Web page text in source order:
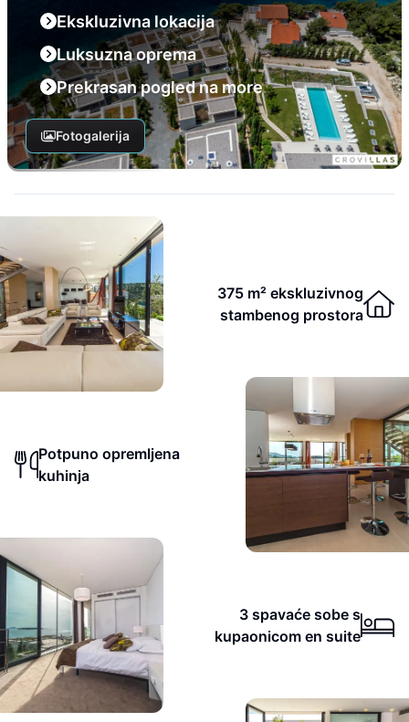
Ekskluzivna lokacija
Luksuzna oprema
Prekrasan pogled na more
Fotogalerija
375 m² ekskluzivnog
stambenog prostora
Potpuno opremljena
kuhinja
3 spavaće sobe s
kupaonicom en suite